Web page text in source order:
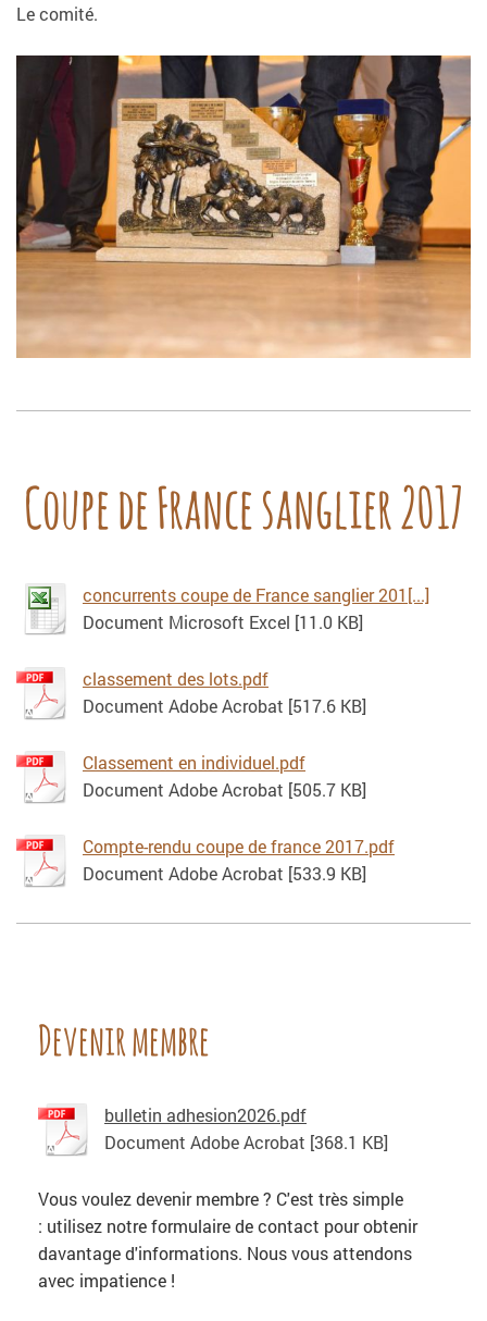
Le comité.
Coupe de France sanglier 2017
concurrents coupe de France sanglier 201[...]
Document Microsoft Excel [11.0 KB]
classement des lots.pdf
Document Adobe Acrobat [517.6 KB]
Classement en individuel.pdf
Document Adobe Acrobat [505.7 KB]
Compte-rendu coupe de france 2017.pdf
Document Adobe Acrobat [533.9 KB]
Devenir membre
bulletin adhesion2026.pdf
Document Adobe Acrobat [368.1 KB]
Vous voulez devenir membre ? C'est très simple
: utilisez notre formulaire de contact pour obtenir
davantage d'informations. Nous vous attendons
avec impatience !